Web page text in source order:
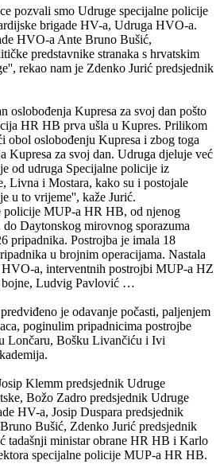
pozvali smo Udruge specijalne policije
brigade HV-a, Udruga HVO-a.
HVO-a Ante Bruno Bušić,
predstavnike stranaka s hrvatskim
rekao nam je Zdenko Jurić predsjednik
oslobođenja Kupresa za svoj dan pošto
HR HB prva ušla u Kupres. Prilikom
obol oslobođenju Kupresa i zbog toga
Kupresa za svoj dan. Udruga djeluje već
od udruga Specijalne policije iz
Livna i Mostara, kako su i postojale
u to vrijeme'', kaže Jurić.
policije MUP-a HR HB, od njenog
Daytonskog mirovnog sporazuma
pripadnika. Postrojba je imala 18
u brojnim operacijama. Nastala
a, interventnih postrojbi MUP-a HZ
Ludvig Pavlović …
je odavanje počasti, paljenjem
poginulim pripadnicima postrojbe
Lončaru, Bošku Livančiću i Ivi
Klemm predsjednik Udruge
Božo Zadro predsjednik Udruge
HV-a, Josip Duspara predsjednik
Bušić, Zdenko Jurić predsjednik
tadašnji ministar obrane HR HB i Karlo
specijalne policije MUP-a HR HB.